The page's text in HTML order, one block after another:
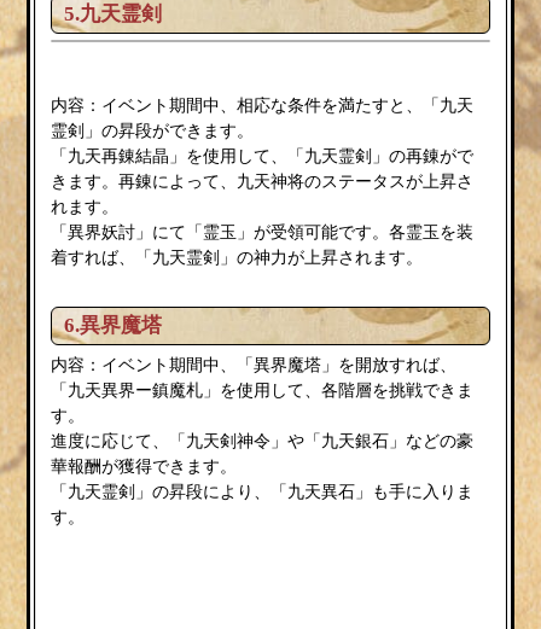
5.九天霊剣
内容：イベント期間中、相応な条件を満たすと、「九天
霊剣」の昇段ができます。
「九天再錬結晶」を使用して、「九天霊剣」の再錬がで
きます。再錬によって、九天神将のステータスが上昇さ
れます。
「異界妖討」にて「霊玉」が受領可能です。各霊玉を装
着すれば、「九天霊剣」の神力が上昇されます。
6.異界魔塔
内容：イベント期間中、「異界魔塔」を開放すれば、
「九天異界ー鎮魔札」を使用して、各階層を挑戦できま
す。
進度に応じて、「九天剣神令」や「九天銀石」などの豪
華報酬が獲得できます。
「九天霊剣」の昇段により、「九天異石」も手に入りま
す。